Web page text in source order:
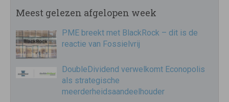
Meest gelezen afgelopen week
PME breekt met BlackRock – dit is de
reactie van Fossielvrij
DoubleDividend verwelkomt Econopolis
als strategische
meerderheidsaandeelhouder